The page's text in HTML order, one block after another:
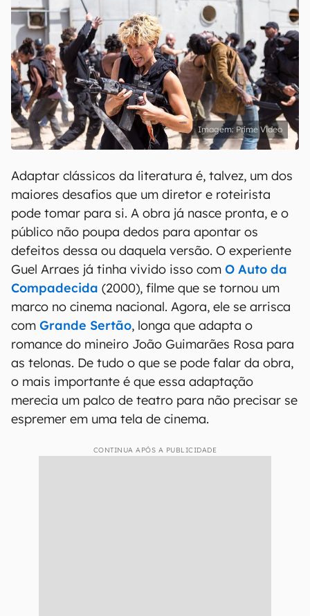
Prime Video
Adaptar clássicos da literatura é, talvez, um dos
maiores desafios que um diretor e roteirista
pode tomar para si. A obra já nasce pronta, e o
público não poupa dedos para apontar os
defeitos dessa ou daquela versão. O experiente
Guel Arraes já tinha vivido isso com O Auto da
Compadecida (2000), filme que se tornou um
marco no cinema nacional. Agora, ele se arrisca
com Grande Sertão, longa que adapta o
romance do mineiro João Guimarães Rosa para
as telonas. De tudo o que se pode falar da obra,
o mais importante é que essa adaptação
merecia um palco de teatro para não precisar se
espremer em uma tela de cinema.
CONTINUA APÓS A PUBLICIDADE